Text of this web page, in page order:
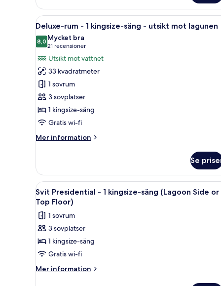
tub
with
grab
bars)
-
dubbelsäng
-
tillgänglighetsanpassat
(roll
in
shower
and
tub
with
grab
bars)
Öppna
alla
foton
för
Deluxe-
rum
-
1
kingsize-
säng
-
lagunen
Ett hotellrum med en stor
6
Deluxe-rum - 1 kingsize-säng - utsikt mot lagunen
8,08,0 av 10
Mycket bra
21 recensioner
(21 recensioner)
Utsikt mot vattnet
33 kvadratmeter
1 sovrum
3 sovplatser
1 kingsize-säng
Gratis wi-fi
Mer information
Mer
rum
1
kingsize-
säng
utsikt
lagunen
Se
Öppna
alla
foton
för
Svit
Presidential
-
1
Ett modernt hotellrum med
5
Svit Presidential - 1 kingsize-säng (Lagoon Side or
Top Floor)
1 sovrum
3 sovplatser
1 kingsize-säng
Gratis wi-fi
Mer information
Mer